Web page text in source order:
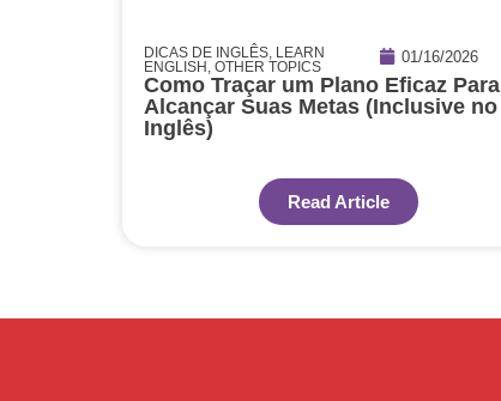
DICAS DE INGLÊS LEARN
ENGLISH OTHER TOPICS
01/16/2026
Como Traçar um Plano Eficaz Para
Alcançar Suas Metas (Inclusive no
Inglês)
Read Article